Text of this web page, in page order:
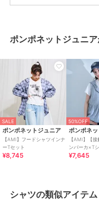
ブランド ポンポネ
商品カテゴリ トップス
トップス
カラー 黒、アイ
サイズ
素材
シャツ
Tシャツ
商品の
お手入れ
洗濯方法
さい
ポンポネットジュニ
SALE
ポンポネットジュニア
【AMI】フードシャツインナ
ーTセット
¥8,745
50%OFF
ポンポネ
【AMI】【
ンパーカ×T
¥7,645
シャツの類似アイテム